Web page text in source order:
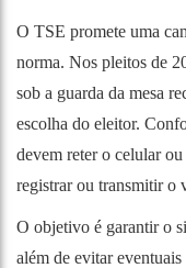
O TSE promete uma
norma. Nos pleitos de
sob a guarda da mesa
escolha do eleitor.
devem reter o celular
registrar ou transmitir o
O objetivo é garantir o
além de evitar